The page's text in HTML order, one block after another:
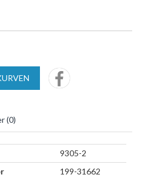
(0)
9305-2
199-31662